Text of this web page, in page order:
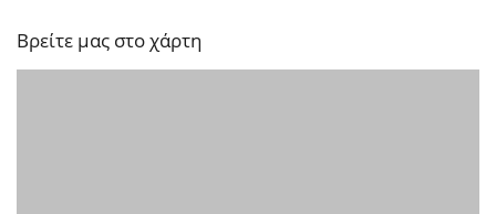
Βρείτε μας στο χάρτη